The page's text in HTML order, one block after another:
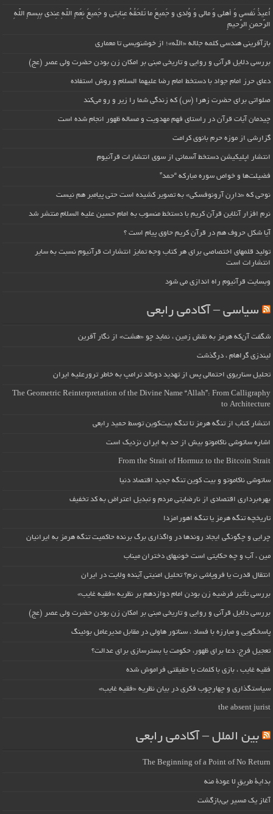
اُعیذُ نَفسی وَ أهلی وَ مالی وَ وُلدی و جَمیعَ ما تَلحَقُهُ عِنایتی و جَمیعَ نِعَمِ اللّهِ عِندی بِبِسمِ اللّهِ
الرَّحمنِ الرَّحیمِ
بازآفرینی هندسی کلمه جلاله «الله»؛ از خوشنویسی تا معماری
بررسی دلایل قرآنی و روایی و تاریخی مبنی بر امکان زن بودن حضرت ولی عصر (عج)
دعای حرز امام جواد با دستخط امام رضا علیهما السلام و روش استفاده
صلواتی برای حضرت زهرا (س) که زندگی شما را زیر و رو می‌کند
چیدمان آیات قرآن در راستای فهم مهدویت و مساله ظهور انجام شده است
گزارشی از موزه حرم بانوی کرامت
انتشار اپلیکیشن دستخط آسمانی از سوی انتشارات قرآنیوم
فضیلت‌ها و خواص سوره مبارکه “حمد”
نوحی که «دارِن آرونوفسکی» به تصویر کشیده است حتی پیامبر هم نیست
نرم افزار آنلاین قرآن کریم با دستخط منسوب به امام حسین علیه السلام منتشر شد
آیا شکل حروف هم در قرآن کریم حاوی پیام است ؟
تولید قلمهای اختصاصی برای هر کتاب وجه تمایز انتشارات قرآنیوم نسبت به سایر
انتشارات است
وبسایت قرآنیوم راه اندازی می شود
سیاسی – آکادمی رابعی
شگفت آن‌که هرمز به نقش زمین ، نماید چو «هشت» از نگار آفرین
لیندزی گراهام ، درگذشت
تحلیل سناریوی احتمالی پس از تهدید دونالد ترامپ به خاطر ترورعلیه ایران
The Geometric Reinterpretation of the Divine Name “Allah”: From Calligraphy
to Architecture
انتشار کتاب از تنگه هرمز تا تنگه بیت‌کوین توسط حمید رابعی
اشاره ساتوشی ناکاموتو بیش از حد به ایران نزدیک است
From the Strait of Hormuz to the Bitcoin Strait
ساتوشی ناکاموتو و بیت کوین تنگه جدید اقتصاد دنیا
بهره‌برداری اقتصادی از نارضایتی مردم و تبدیل اعتراض به کد تخفیف
تاریخچه تنگه هرمز یا تنگه اهورامزدا
چرایی و چگونگی ایجاد روندها در واگذاری برگ برنده حاکمیت تنگه هرمز به ایرانیان
مین ، آب و چه حکایتی است خونبهای دختران میناب
انتقال قدرت یا فروپاشی نرم؟ تحلیل امنیتی آینده ولایت در ایران
بررسی تأثیر فرضیه زن بودن امام دوازدهم بر نظریه «فقیه غایب»
بررسی دلایل قرآنی و روایی و تاریخی مبنی بر امکان زن بودن حضرت ولی عصر (عج)
پاسخگویی و مبارزه با فساد ، سناتور هاولی در مقابل مدیرعامل بوئینگ
تعجیل فرج: دعا برای ظهور، حکومت یا بسترسازی برای عدالت؟
فقیه غایب ، بازی با کلمات یا حقیقتی فراموش شده
سیاستگذاری و چهارچوب فکری در بیان نظریه «فقیه غایب»
the absent jurist
بین الملل – آکادمی رابعی
The Beginning of a Point of No Return
بداية طريقٍ لا عودة منه
آغاز یک مسیر بی‌بازگشت